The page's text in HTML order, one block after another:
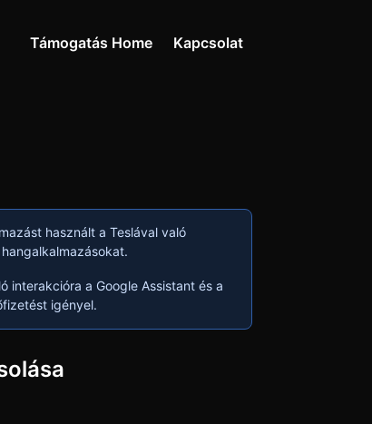
Támogatás Home Kapcsolat
használt a Teslával való
interakcióra a Google Assistant és a
igényel.